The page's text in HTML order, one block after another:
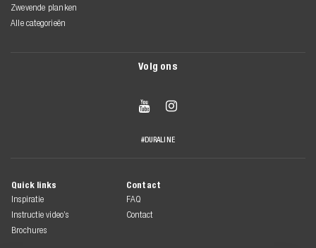
Zwevende planken
Alle categorieën
Volg ons
 
#DURALINE
Quick links
Inspiratie
Instructie video’s
Brochures
Contact
FAQ
Contact